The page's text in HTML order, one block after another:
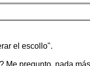
el escollo".
Me pregunto, nada